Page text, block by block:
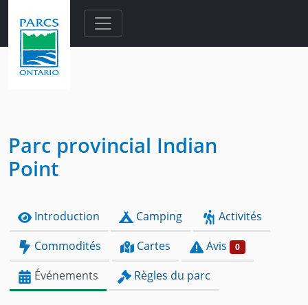
Skip to main content
Parc provincial Indian
Point
Introduction Camping
Activités
Commodités
Cartes Avis 0
Événements Règles du parc